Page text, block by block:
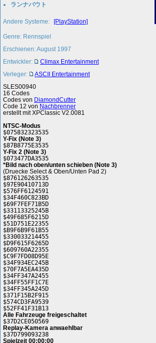
ランナバウト
Andere Systeme: [PlayStation]
Genre: Rennspiel
Erschienen: August 1997
Entwickler:
Climax Entertainment
Verleger:
ASCII Entertainment
SLES00940
16 Codes
Codes von DiamondCutter
Code 12 von Nachbrenner
erstellt mit XPClassic V2.0081
NTSC-Modus
$075832323535
Y-Fix (Note 3)
$87B8775E3535
Y-Fix 2 (Note 3)
$073477DA3535
*Bild nach oben/unten schieben (Note 3)
(Druecke Select & Oben/Unten Pad 2)
$876126263535
$97E90410713D
$576FF6124591
$34F460C823BD
$69F7FEF71B5D
$33113325245B
$49F685F6215D
$51D751E22355
$B9F6B9F61B55
$330033214455
$D9F615F6265D
$609760A22355
$C9F7FD08D95E
$34F934EC245B
$70F7A5EA435D
$34FF347A2455
$34FF55FF1C7E
$34FF345A245D
$371F15B2F915
$574CD3FA9539
$52FF41F31B13
Alle Fahrzeuge freigeschaltet
$37D2CE050569
Replay-Kamera anwaehlbar
$37D799093238
Spielzeit 00:00:00